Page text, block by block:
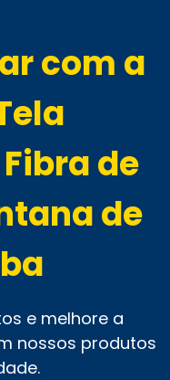
com a
de
de
e melhore a
nossos produtos